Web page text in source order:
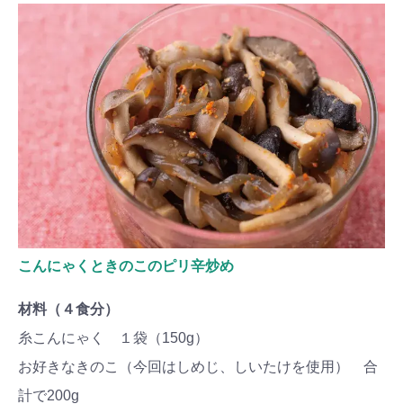
こんにゃくときのこのピリ辛炒め
材料（４食分）
糸こんにゃく １袋（150g）
お好きなきのこ（今回はしめじ、しいたけを使用） 合
計で200g